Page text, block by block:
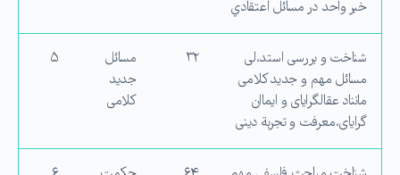
خبر واحد در مسائل اعتقادي
شناخت و بررسی استد،لی
مسائل مهم و جدید كلامی
مانناد عقالگرایای و ایماان
گرایای،معرفت و تجربة دینی
مسائل
جدید
كلامی